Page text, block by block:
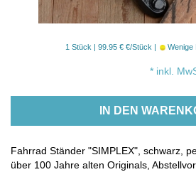
1 Stück | 99.95 € €/Stück
Wenige
* inkl.
IN DEN
Fahrrad Ständer "SIMPLEX", schwarz,
über 100 Jahre alten Originals,